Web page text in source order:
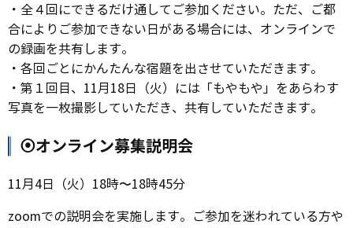
・全４回にできるだけ通してご参加ください。ただ、ご都
合によりご参加できない日がある場合には、オンラインで
の録画を共有します。
・各回ごとにかんたんな宿題を出させていただきます。
・第１回目、11月18日（火）には「もやもや」をあらわす
写真を一枚撮影していただき、共有していただきます。
⦿オンライン募集説明会
11月4日（火）18時〜18時45分
zoomでの説明会を実施します。ご参加を迷われている方や